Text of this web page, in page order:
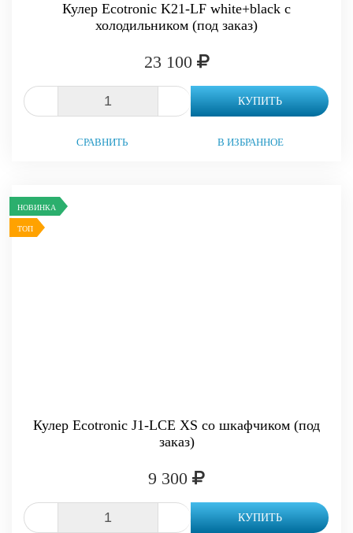
Кулер Ecotronic K21-LF white+black с
холодильником (под заказ)
23 100
КУПИТЬ
СРАВНИТЬ В ИЗБРАННОЕ
НОВИНКА
ТОП
Кулер Ecotronic J1-LCE XS со шкафчиком (под
заказ)
9 300
КУПИТЬ